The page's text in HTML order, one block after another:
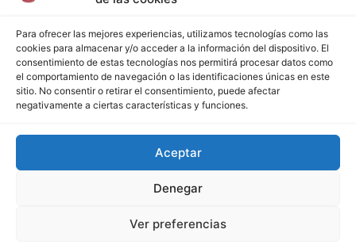
Para ofrecer las mejores experiencias, utilizamos tecnologías como las
cookies para almacenar y/o acceder a la información del dispositivo. El
consentimiento de estas tecnologías nos permitirá procesar datos como
el comportamiento de navegación o las identificaciones únicas en este
sitio. No consentir o retirar el consentimiento, puede afectar
negativamente a ciertas características y funciones.
Aceptar
Denegar
Ver preferencias